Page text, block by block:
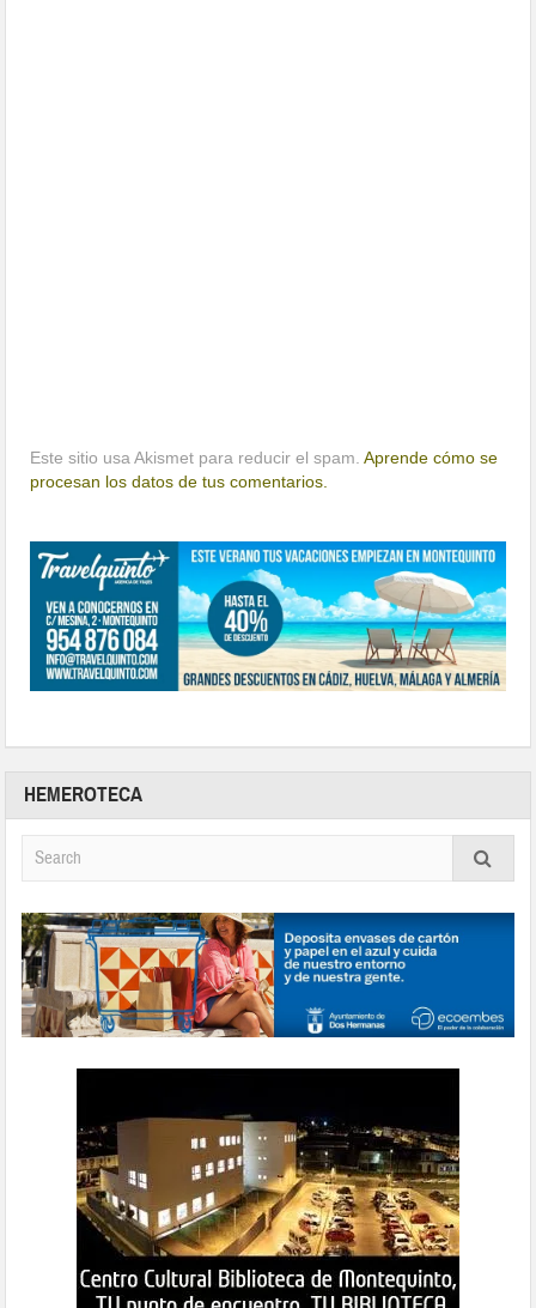
Este sitio usa Akismet para reducir el spam.Aprende cómo se
procesan los datos de tus comentarios.
HEMEROTECA